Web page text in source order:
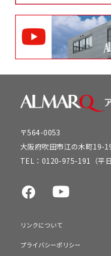
〒564-0053
大阪府吹田市江の木町19-
TEL： 0120-975-191 （平
リンクについて
プライバシーポリシー